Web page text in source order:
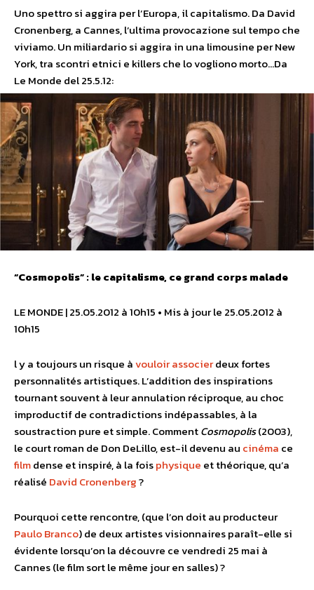
Uno spettro si aggira per l’Europa, il capitalismo. Da David
Cronenberg, a Cannes, l’ultima provocazione sul tempo che
viviamo. Un miliardario si aggira in una limousine per New
York, tra scontri etnici e killers che lo vogliono morto…Da
Le Monde del 25.5.12:
“Cosmopolis” : le capitalisme, ce grand corps malade
LE MONDE | 25.05.2012 à 10h15 • Mis à jour le 25.05.2012 à
10h15
l y a toujours un risque àvouloirassocierdeux fortes
personnalités artistiques. L’addition des inspirations
tournant souvent à leur annulation réciproque, au choc
improductif de contradictions indépassables, à la
soustraction pure et simple. CommentCosmopolis(2003),
le court roman de Don DeLillo, est-il devenu au cinéma ce
filmdense et inspiré, à la foisphysique et théorique, qu’a
réalisé David Cronenberg?
Pourquoi cette rencontre, (que l’on doit au producteur
Paulo Branco) de deux artistes visionnaires paraît-elle si
évidente lorsqu’on la découvre ce vendredi 25 mai à
Cannes (le film sort le même jour en salles) ?